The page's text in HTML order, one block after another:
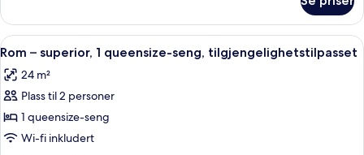
seng,
tilgjengelighetstilpasset
–
superior,
1
seng,
tilgjengelighetstilpasset
Åpne
alle
bildene
av
Rom
–
Rom – superior, 1 queensize-seng,
6
Rom – superior, 1 queensize-seng, tilgjengelighetstilpasset
24 m²
Plass til 2 personer
1 queensize-seng
Wi-fi inkludert